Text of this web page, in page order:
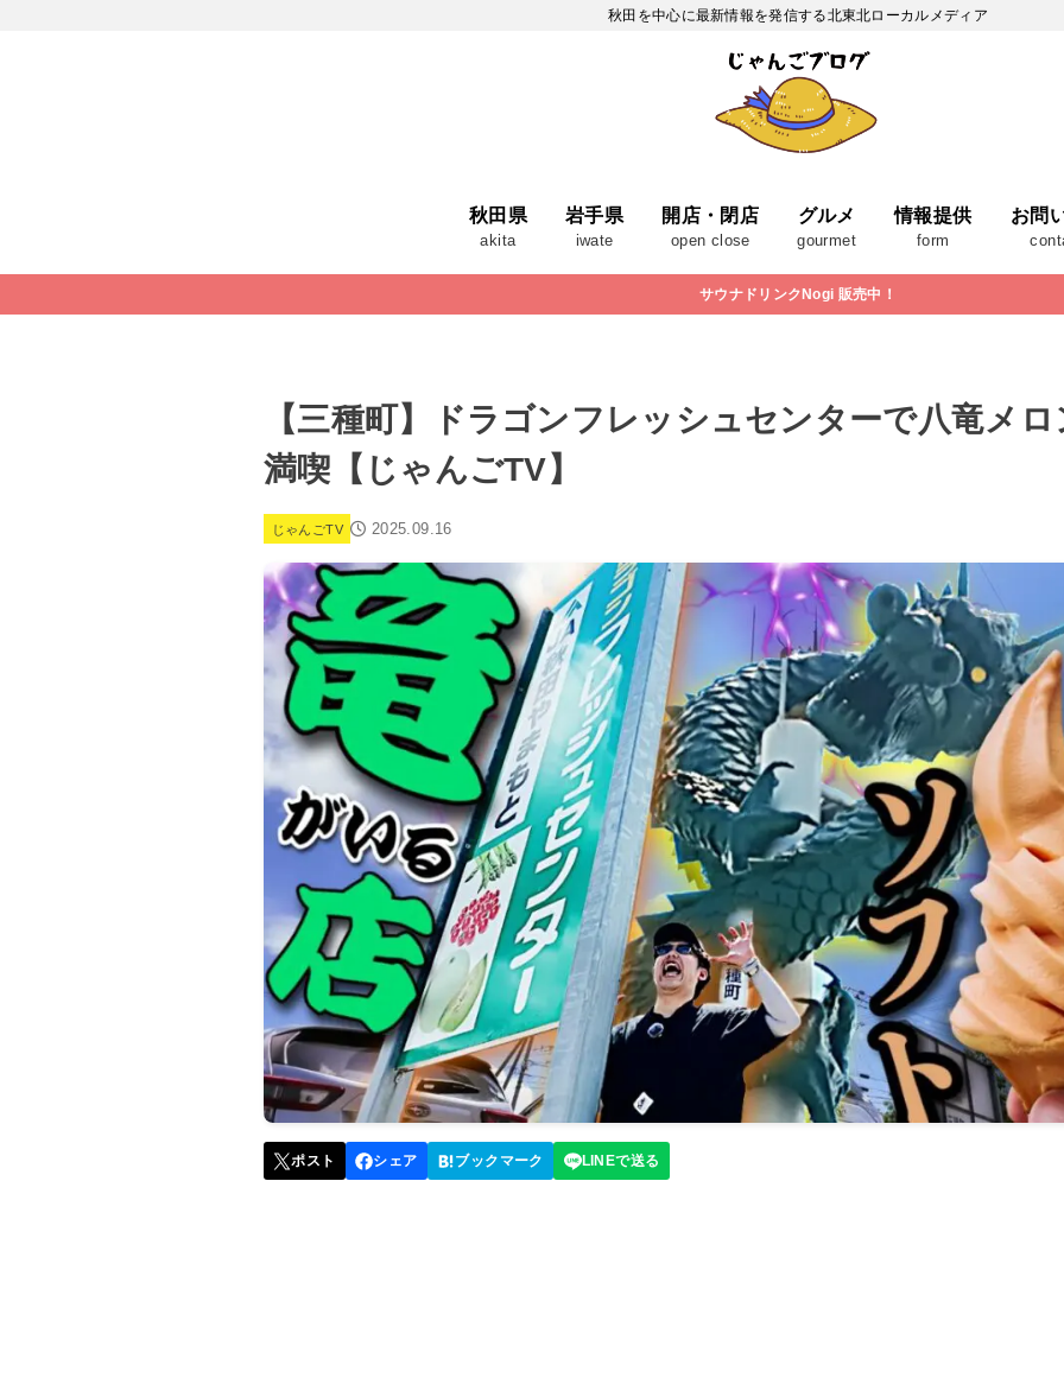
秋田を中心に最新情報を発信する北東北ローカルメディア
秋田県
akita
岩手県
iwate
開店・閉店
open close
グルメ
gourmet
情報提供
form
お問
サウナドリンクNogi 販売中！
【三種町】ドラゴンフレッシュセンターで八竜メ
満喫【じゃんごTV】
じゃんごTV 2025.09.16